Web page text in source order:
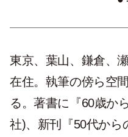
東京、葉山、鎌倉、
在住。執筆の傍ら空
る。著書に『60歳か
社)、新刊『50代から